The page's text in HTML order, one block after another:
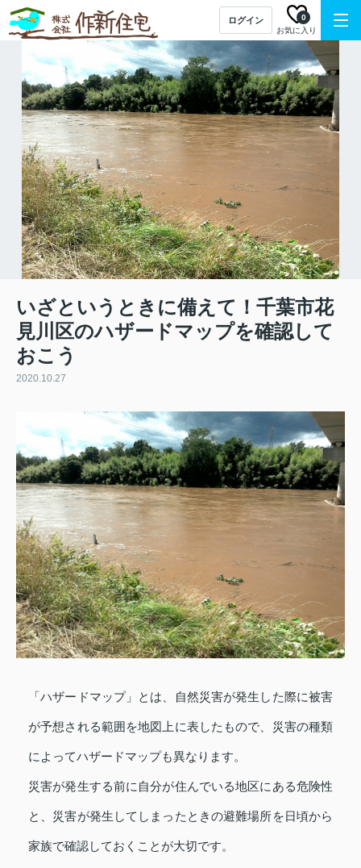
ログイン
お気に入り
0
いざというときに備えて！千葉市花
見川区のハザードマップを確認して
おこう
2020.10.27
「ハザードマップ」とは、自然災害が発生した際に被害
が予想される範囲を地図上に表したもので、災害の種類
によってハザードマップも異なります。
災害が発生する前に自分が住んでいる地区にある危険性
と、災害が発生してしまったときの避難場所を日頃から
家族で確認しておくことが大切です。